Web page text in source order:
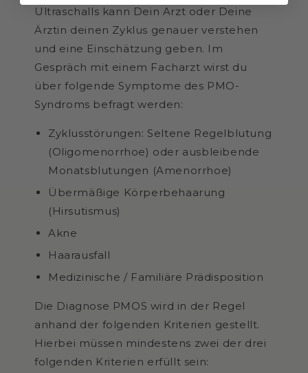
Ultraschalls kann Dein Arzt oder Deine
Ärztin deinen Zyklus genauer verstehen
und eine Einschätzung geben. Im
Gespräch mit einem Facharzt wirst du
über folgende Symptome des PMO-
Syndroms befragt werden:
Zyklusstörungen: Seltene Regelblutung
(Oligomenorrhoe) oder ausbleibende
Monatsblutungen (Amenorrhoe)
Übermäßige Körperbehaarung
(Hirsutismus)
Akne
Haarausfall
Medizinische / Familiäre Prädisposition
Die Diagnose PMOS wird in der Regel
anhand der folgenden Kriterien gestellt.
Hierbei müssen mindestens zwei der drei
folgenden Kriterien erfüllt sein: